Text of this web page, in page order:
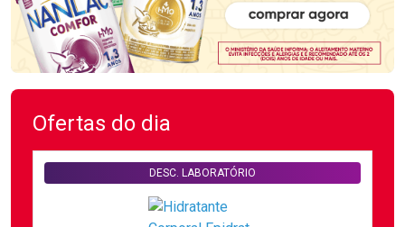
Ofertas do dia
DESC. LABORATÓRIO